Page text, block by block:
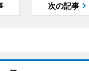
次の記事